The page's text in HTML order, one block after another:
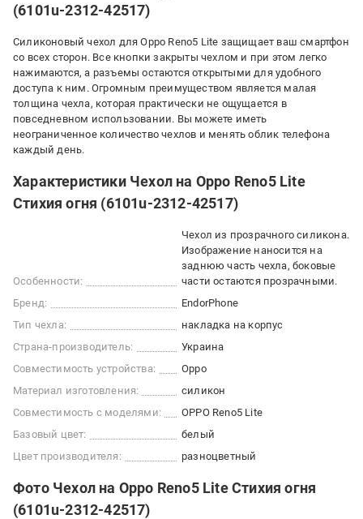
(6101u-2312-42517)
Силиконовый чехол для Oppo Reno5 Lite защищает ваш смартфон
со всех сторон. Все кнопки закрыты чехлом и при этом легко
нажимаются, а разъемы остаются открытыми для удобного
доступа к ним. Огромным преимуществом является малая
толщина чехла, которая практически не ощущается в
повседневном использовании. Вы можете иметь
неограниченное количество чехлов и менять облик телефона
каждый день.
Характеристики Чехол на Oppo Reno5 Lite
Стихия огня (6101u-2312-42517)
Особенности:
Чехол из прозрачного силикона.
Изображение наносится на
заднюю часть чехла, боковые
части остаются прозрачными.
Бренд:
EndorPhone
Тип чехла:
накладка на корпус
Страна-производитель:
Украина
Совместимость устройства:
Oppo
Материал изготовления:
силикон
Совместимость с моделями:
OPPO Reno5 Lite
Базовый цвет:
белый
Цвет производителя:
разноцветный
Фото Чехол на Oppo Reno5 Lite Стихия огня
(6101u-2312-42517)